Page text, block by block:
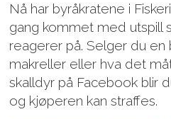
Nå har byråkratene i
gang kommet med utspill
reagerer på. Selger du
makreller eller hva det
skalldyr på Facebook blir
og kjøperen kan straffes.